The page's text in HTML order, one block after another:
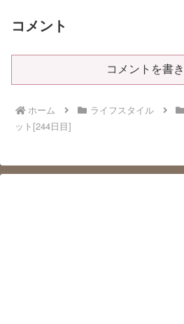
コメント
コメントを書
ホーム ライフスタイル
ット[244日目]